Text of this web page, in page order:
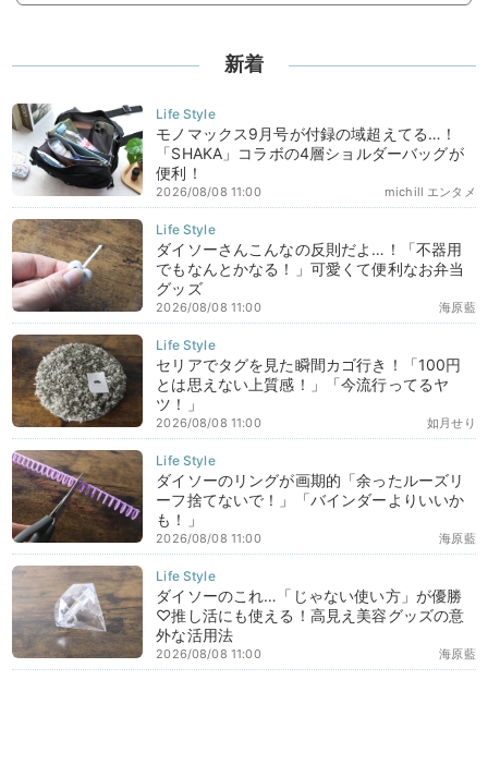
新着
モノマックス9月号が付録の域超えてる…！
「SHAKA」コラボの4層ショルダーバッグが
便利！
michill エンタメ
2026/08/08 11:00
ダイソーさんこんなの反則だよ…！「不器用
でもなんとかなる！」可愛くて便利なお弁当
グッズ
海原藍
2026/08/08 11:00
セリアでタグを見た瞬間カゴ行き！「100円
とは思えない上質感！」「今流行ってるヤ
ツ！」
如月せり
2026/08/08 11:00
ダイソーのリングが画期的「余ったルーズリ
ーフ捨てないで！」「バインダーよりいいか
も！」
海原藍
2026/08/08 11:00
ダイソーのこれ…「じゃない使い方」が優勝
♡推し活にも使える！高見え美容グッズの意
外な活用法
海原藍
2026/08/08 11:00